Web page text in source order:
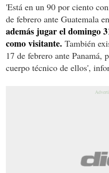
'Está en un 90 por ciento
de febrero ante Guatemala
además jugar el domingo
como visitante. También
17 de febrero ante Panamá,
cuerpo técnico de ellos',